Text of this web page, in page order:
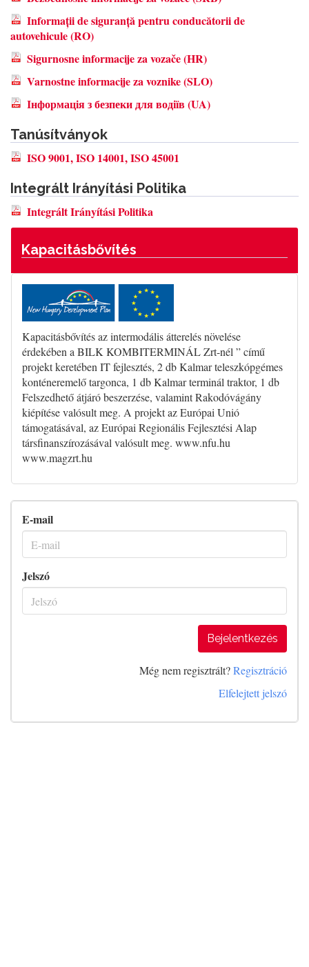
Informații de siguranță pentru conducătorii de
autovehicule (RO)
Sigurnosne informacije za vozače (HR)
Varnostne informacije za voznike (SLO)
Інформація з безпеки для водіїв (UA)
Tanúsítványok
ISO 9001, ISO 14001, ISO 45001
Integrált Irányítási Politika
Integrált Irányítási Politika
Kapacitásbővítés
Kapacitásbővítés az intermodális átterelés növelése
érdekében a BILK KOMBITERMINÁL Zrt-nél ” című
projekt keretében IT fejlesztés, 2 db Kalmar teleszkópgémes
konténeremelő targonca, 1 db Kalmar terminál traktor, 1 db
Felszedhető átjáró beszerzése, valamint Rakodóvágány
kiépítése valósult meg. A projekt az Európai Unió
támogatásával, az Európai Regionális Fejlesztési Alap
társfinanszírozásával valósult meg. www.nfu.hu
www.magzrt.hu
E-mail
Jelszó
Bejelentkezés
Még nem regisztrált?Regisztráció
Elfelejtett jelszó